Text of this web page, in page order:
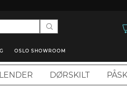
OSLO SHOWROOM
DØRSKILT